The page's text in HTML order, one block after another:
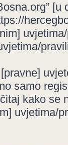
[u
samo
kako se
uvjetima/